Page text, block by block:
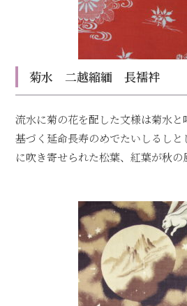
菊水 二越縮緬 長襦袢
流水に菊の花を配した文様は菊水
基づく延命長寿のめでたいしるし
に吹き寄せられた松葉、紅葉が秋の